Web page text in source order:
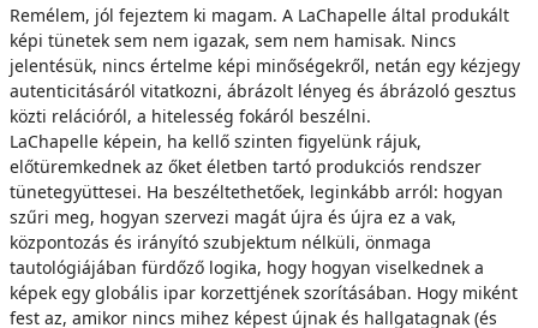
Remélem, jól fejeztem ki magam. A LaChapelle által produkált
képi tünetek sem nem igazak, sem nem hamisak. Nincs
jelentésük, nincs értelme képi minőségekről, netán egy kézjegy
autenticitásáról vitatkozni, ábrázolt lényeg és ábrázoló gesztus
közti relációról, a hitelesség fokáról beszélni.
LaChapelle képein, ha kellő szinten figyelünk rájuk,
előtüremkednek az őket életben tartó produkciós rendszer
tünetegyüttesei. Ha beszéltethetőek, leginkább arról: hogyan
szűri meg, hogyan szervezi magát újra és újra ez a vak,
központozás és irányító szubjektum nélküli, önmaga
tautológiájában fürdőző logika, hogy hogyan viselkednek a
képek egy globális ipar korzettjének szorításában. Hogy miként
fest az, amikor nincs mihez képest újnak és hallgatagnak (és